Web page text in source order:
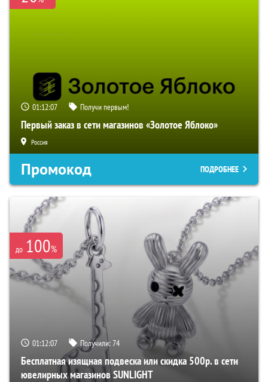
01:12:06 Получи первым!
Первый заказ в сети магазинов «Золотое Яблоко»
Россия
Промокод ПОДРОБНЕЕ
до 100%
01:12:06 Получили:74
Бесплатная изящная подвеска или скидка 500р. в сети
ювелирных магазинов SUNLIGHT